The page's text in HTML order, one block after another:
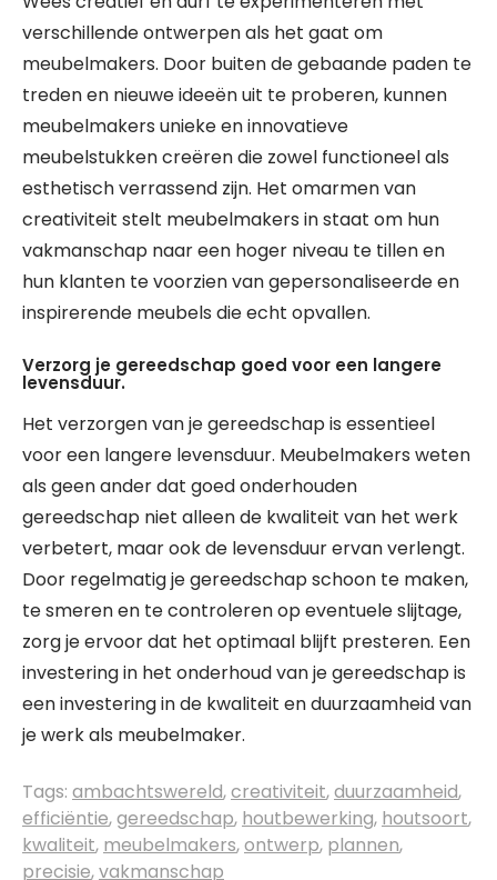
verschillende ontwerpen als het gaat om
meubelmakers. Door buiten de gebaande paden te
treden en nieuwe ideeën uit te proberen, kunnen
meubelmakers unieke en innovatieve
meubelstukken creëren die zowel functioneel als
esthetisch verrassend zijn. Het omarmen van
creativiteit stelt meubelmakers in staat om hun
vakmanschap naar een hoger niveau te tillen en
hun klanten te voorzien van gepersonaliseerde en
inspirerende meubels die echt opvallen.
Verzorg je gereedschap goed voor een langere
levensduur.
Het verzorgen van je gereedschap is essentieel
voor een langere levensduur. Meubelmakers weten
als geen ander dat goed onderhouden
gereedschap niet alleen de kwaliteit van het werk
verbetert, maar ook de levensduur ervan verlengt.
Door regelmatig je gereedschap schoon te maken,
te smeren en te controleren op eventuele slijtage,
zorg je ervoor dat het optimaal blijft presteren. Een
investering in het onderhoud van je gereedschap is
een investering in de kwaliteit en duurzaamheid van
je werk als meubelmaker.
Tags: ambachtswereld,creativiteit,duurzaamheid,
efficiëntie,gereedschap, houtbewerking, houtsoort,
kwaliteit, meubelmakers,ontwerp, plannen,
precisie,vakmanschap